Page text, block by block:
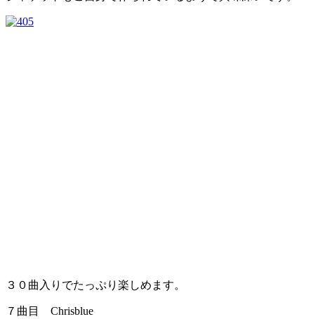
３０曲入りでたっぷり楽しめます。
７曲目 Chrisblue